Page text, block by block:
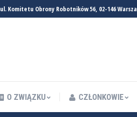
Komitetu Obrony Robotników 56, 02-146
O ZWIĄZKU CZŁONKOWIE
O ZWIĄZKU CZŁONKOWIE